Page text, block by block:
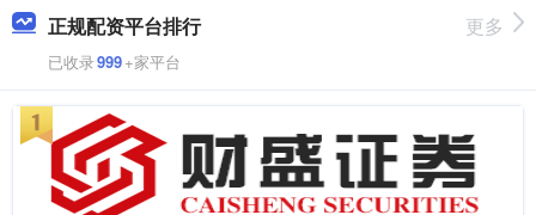
正规配资平台排行
已收录999+家平台
更多